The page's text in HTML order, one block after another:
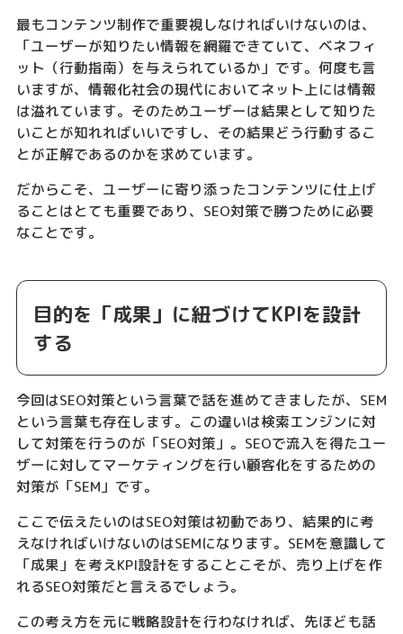
最もコンテンツ制作で重要視しなければいけないのは、
「ユーザーが知りたい情報を網羅できていて、ベネフィ
ット（行動指南）を与えられているか」です。何度も言
いますが、情報化社会の現代においてネット上には情報
は溢れています。そのためユーザーは結果として知りた
いことが知れればいいですし、その結果どう行動するこ
とが正解であるのかを求めています。
だからこそ、ユーザーに寄り添ったコンテンツに仕上げ
ることはとても重要であり、SEO対策で勝つために必要
なことです。
目的を「成果」に紐づけてKPIを設計
する
今回はSEO対策という言葉で話を進めてきましたが、SEM
という言葉も存在します。この違いは検索エンジンに対
して対策を行うのが「SEO対策」。SEOで流入を得たユー
ザーに対してマーケティングを行い顧客化をするための
対策が「SEM」です。
ここで伝えたいのはSEO対策は初動であり、結果的に考
えなければいけないのはSEMになります。SEMを意識して
「成果」を考えKPI設計をすることこそが、売り上げを作
れるSEO対策だと言えるでしょう。
この考え方を元に戦略設計を行わなければ、先ほども話